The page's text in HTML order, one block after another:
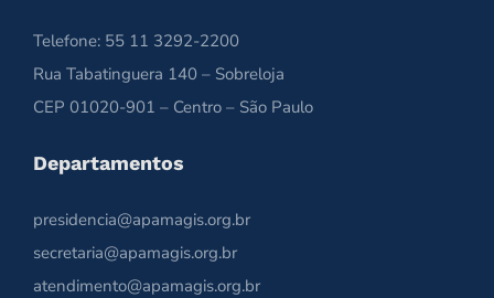
Telefone: 55 11 3292-2200
Rua Tabatinguera 140 – Sobreloja
CEP 01020-901 – Centro – São Paulo
Departamentos
presidencia@apamagis.org.br
secretaria@apamagis.org.br
atendimento@apamagis.org.br